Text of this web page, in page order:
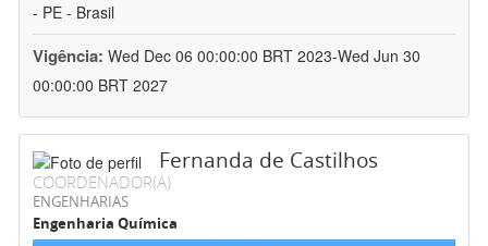
- PE - Brasil
Vigência: Wed Dec 06 00:00:00 BRT 2023-Wed Jun 30
00:00:00 BRT 2027
Fernanda de Castilhos
COORDENADOR(A)
ENGENHARIAS
Engenharia Química